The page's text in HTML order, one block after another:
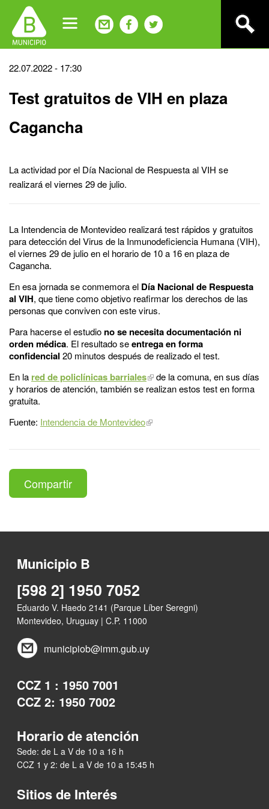
navigation
Back
top
22.07.2022 - 17:30
Test gratuitos de VIH en plaza
Cagancha
La actividad por el Día Nacional de Respuesta al VIH se
realizará el viernes 29 de julio.
La Intendencia de Montevideo realizará test rápidos y gratuitos
para detección del Virus de la Inmunodeficiencia Humana (VIH),
el viernes 29 de julio en el horario de 10 a 16 en plaza de
Cagancha.
En esa jornada se conmemora el Día Nacional de Respuesta
al VIH, que tiene como objetivo reafirmar los derechos de las
personas que conviven con este virus.
Para hacerse el estudio no se necesita documentación ni
orden médica. El resultado seentrega en forma
confidencial 20 minutos después de realizado el test.
En la red de policlínicas barriales
de la comuna, en sus días
y horarios de atención, también se realizan estos test en forma
gratuita.
Fuente: Intendencia de Montevideo
Compartir
Municipio B
[598 2] 1950 7052
Eduardo V. Haedo 2141 (Parque Líber Seregni)
Montevideo, Uruguay | C.P. 11000
municipiob@imm.gub.uy
CCZ 1 : 1950 7001
CCZ 2: 1950 7002
Horario de atención
Sede: de L a V de 10 a 16 h
CCZ 1 y 2: de L a V de 10 a 15:45 h
Sitios de Interés